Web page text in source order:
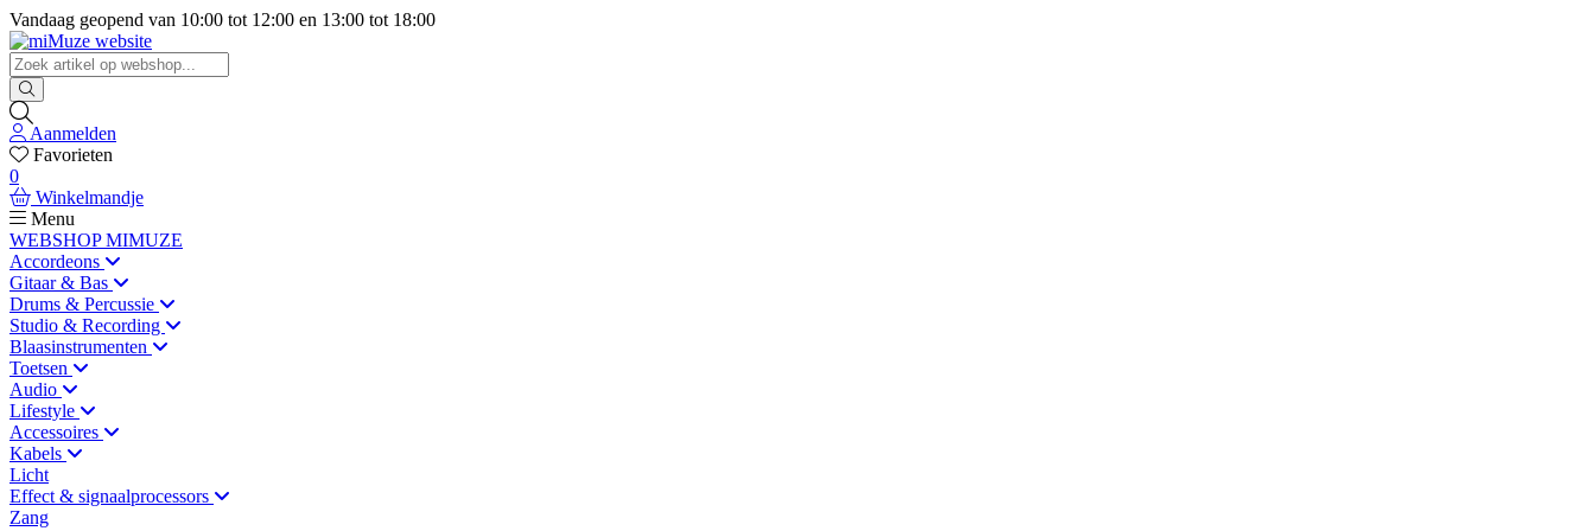
Vandaag geopend van 10:00 tot 12:00 en 13:00 tot 18:00
Aanmelden
Favorieten
0
Winkelmandje
Menu
WEBSHOP MIMUZE
Accordeons
Gitaar & Bas
Drums & Percussie
Studio & Recording
Blaasinstrumenten
Toetsen
Audio
Lifestyle
Accessoires
Kabels
Licht
Effect & signaalprocessors
Zang